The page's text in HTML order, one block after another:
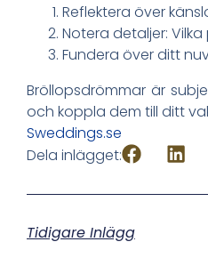
Reflektera över
Notera detaljer:
Fundera över ditt
Bröllopsdrömmar är
och koppla dem till ditt
Sweddings.se
Dela inlägget:
Tidigare Inlägg